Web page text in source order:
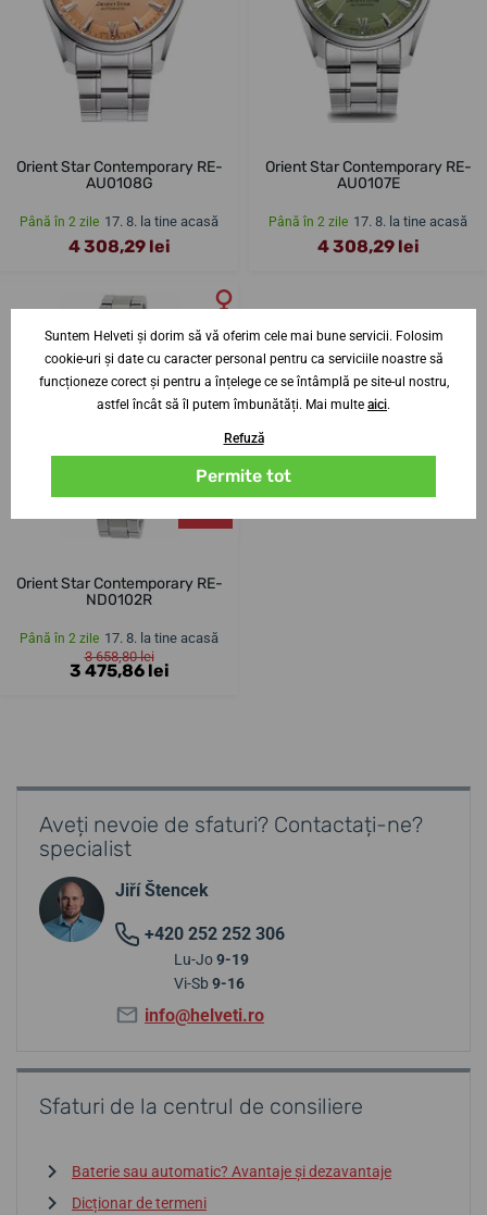
Orient Star Contemporary RE-
AU0108G
Până în 2 zile 17. 8. la tine acasă
4 308,29 lei
Orient Star Contemporary RE-
AU0107E
Până în 2 zile 17. 8. la tine acasă
4 308,29 lei
Orient Star Contemporary RE-
ND0102R
Până în 2 zile 17. 8. la tine acasă
3 658,80 lei
3 475,86 lei
Aveți nevoie de sfaturi? Contactați-ne?
specialist
Jiří Štencek
+420 252 252 306
Lu-Jo9-19
Vi-Sb 9-16
info@helveti.ro
Sfaturi de la centrul de consiliere
Baterie sau automatic? Avantaje și dezavantaje
Dicționar de termeni
Suntem Helveti și dorim să vă oferim cele mai bune servicii. Folosim
cookie-uri și date cu caracter personal pentru ca serviciile noastre să
funcționeze corect și pentru a înțelege ce se întâmplă pe site-ul nostru,
astfel încât să îl putem îmbunătăți. Mai multe aici.
Refuză
Permite tot